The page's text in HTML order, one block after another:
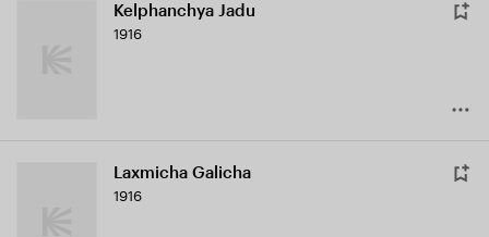
Kelphanchya Jadu
1916
Laxmicha Galicha
1916